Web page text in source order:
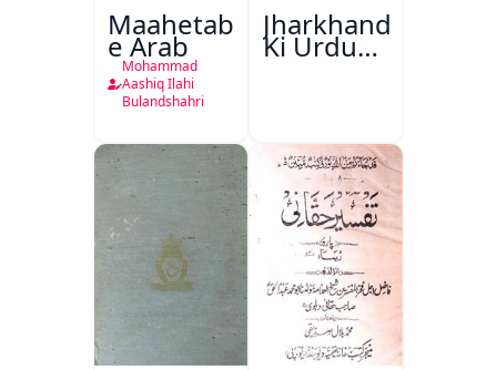
Maahetab-
e Arab
Mohammad
Aashiq Ilahi
Bulandshahri
Jharkhand
Ki Urdu
Kitabon